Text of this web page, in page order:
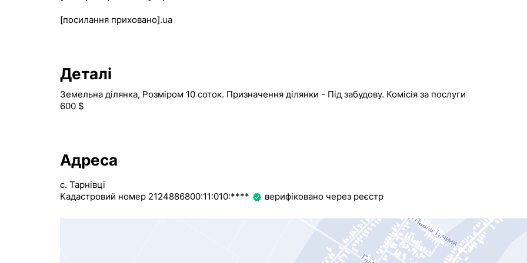
[посилання приховано].ua
Деталі
Земельна ділянка, Розміром 10 соток. Призначення ділянки - Під забудову. Комісія за послуги
600 $
Адреса
с. Тарнівці
Кадастровий номер 2124886800:11:010:****
верифіковано через реєстрПоскаржитись
телефон
+38